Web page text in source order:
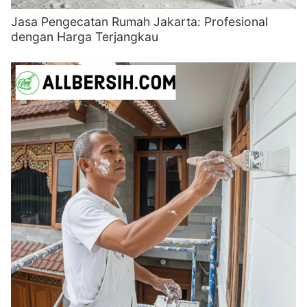
Jasa Pengecatan Rumah Jakarta: Profesional
dengan Harga Terjangkau